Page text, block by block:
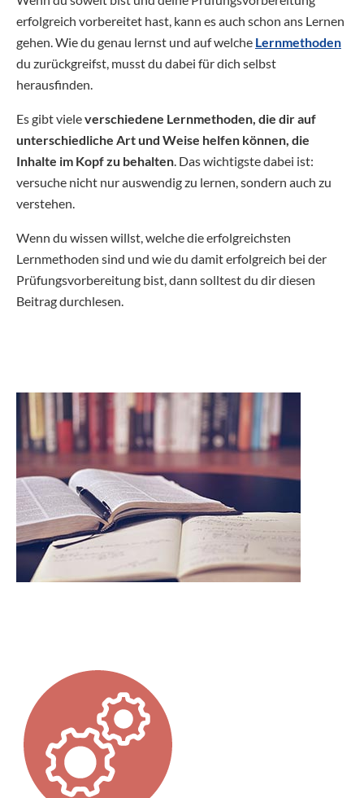
erfolgreich vorbereitet hast, kann es auch schon ans Lernen
gehen. Wie du genau lernst und auf welche Lernmethoden
du zurückgreifst, musst du dabei für dich selbst
herausfinden.
Es gibt vieleverschiedene Lernmethoden, die dir auf
unterschiedliche Art und Weise helfen können, die
Inhalte im Kopf zu behalten. Das wichtigste dabei ist:
versuche nicht nur auswendig zu lernen, sondern auch zu
verstehen.
Wenn du wissen willst, welche die erfolgreichsten
Lernmethoden sind und wie du damit erfolgreich bei der
Prüfungsvorbereitung bist, dann solltest du dir diesen
Beitrag durchlesen.